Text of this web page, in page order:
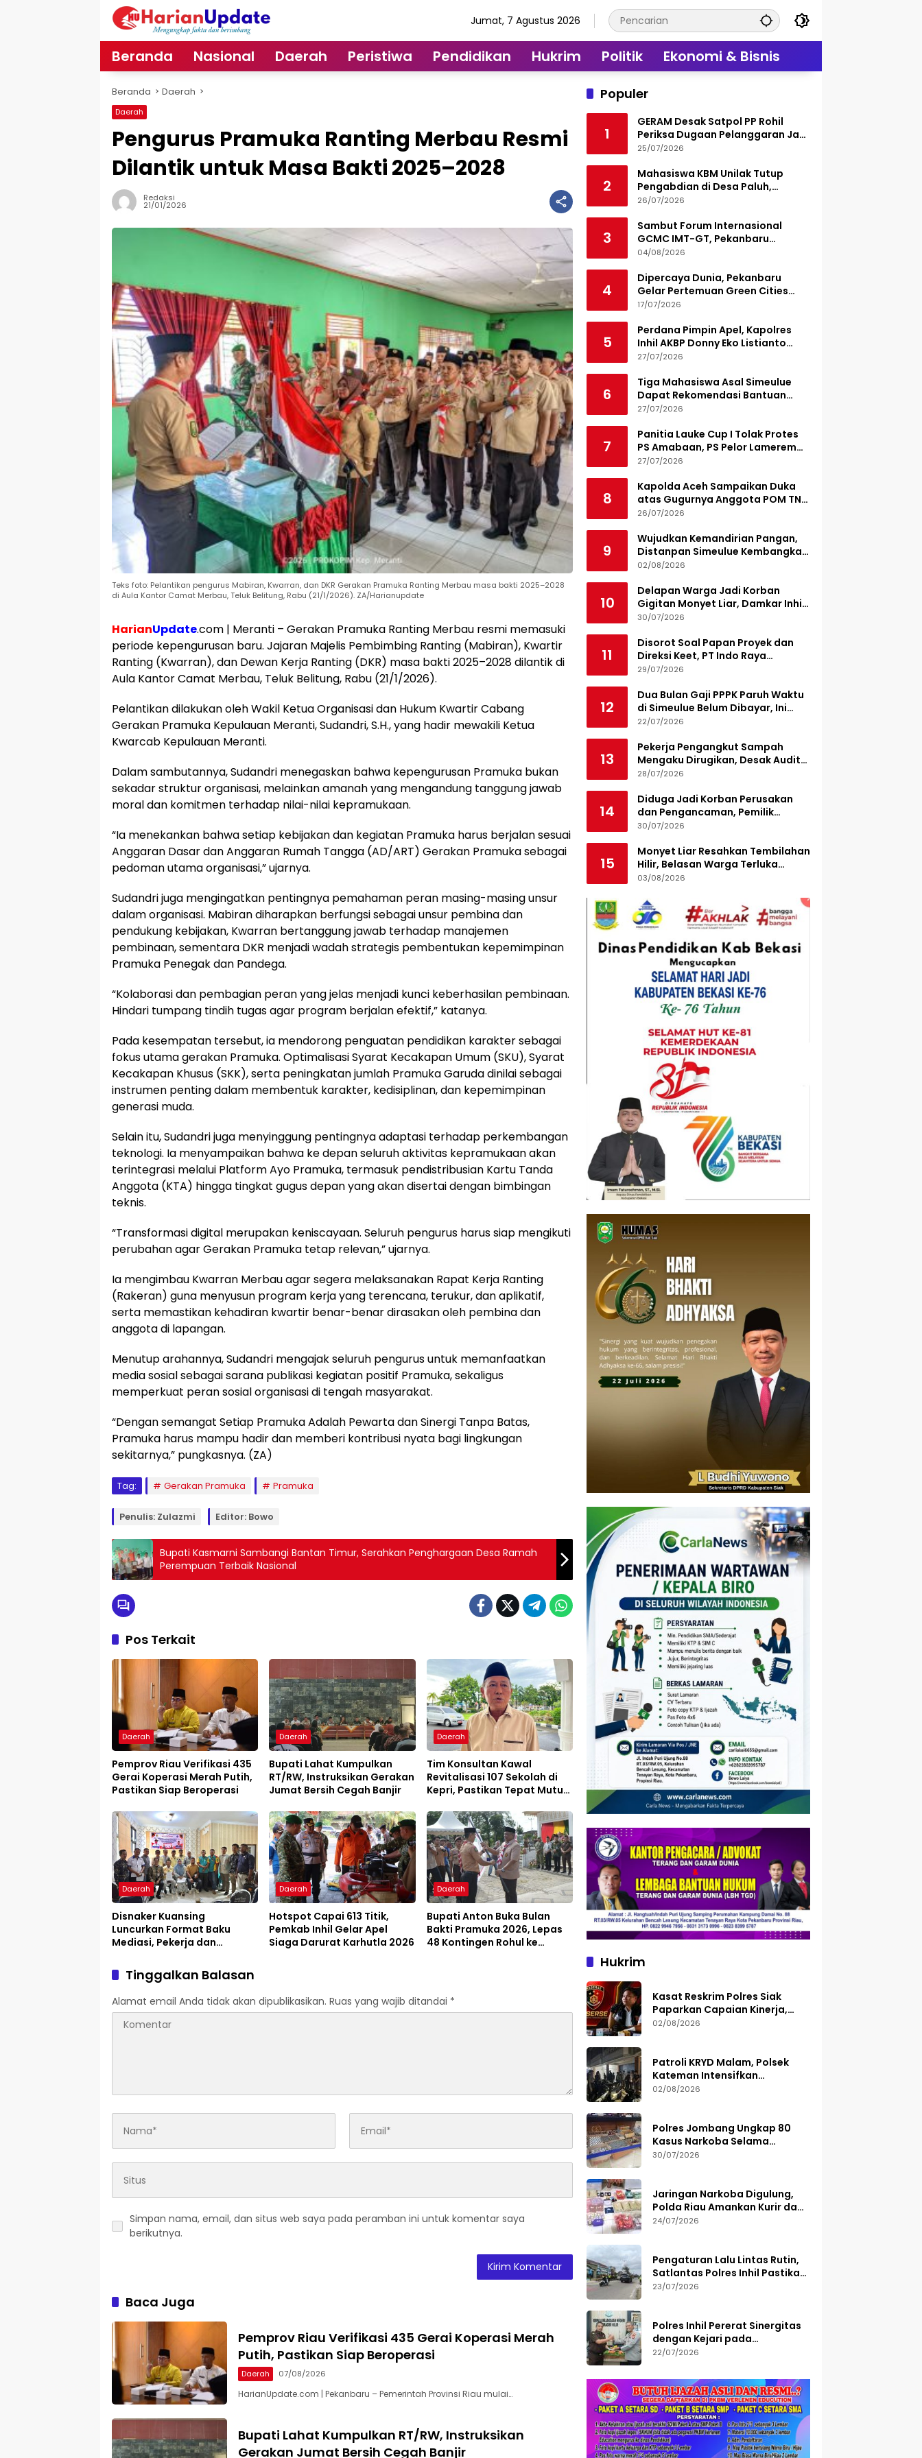
Jumat, 7 Agustus 2026
Beranda Nasional Daerah Peristiwa Pendidikan Hukrim Politik Ekonomi & Bisnis
Beranda Daerah
Daerah
Pengurus Pramuka Ranting Merbau Resmi
Dilantik untuk Masa Bakti 2025–2028
Redaksi
21/01/2026
Teks foto: Pelantikan pengurus Mabiran, Kwarran, dan DKR Gerakan Pramuka Ranting Merbau masa bakti 2025–2028
di Aula Kantor Camat Merbau, Teluk Belitung, Rabu (21/1/2026). ZA/Harianupdate
HarianUpdate.com | Meranti – Gerakan Pramuka Ranting Merbau resmi memasuki
periode kepengurusan baru. Jajaran Majelis Pembimbing Ranting (Mabiran), Kwartir
Ranting (Kwarran), dan Dewan Kerja Ranting (DKR) masa bakti 2025–2028 dilantik di
Aula Kantor Camat Merbau, Teluk Belitung, Rabu (21/1/2026).
Pelantikan dilakukan oleh Wakil Ketua Organisasi dan Hukum Kwartir Cabang
Gerakan Pramuka Kepulauan Meranti, Sudandri, S.H., yang hadir mewakili Ketua
Kwarcab Kepulauan Meranti.
Dalam sambutannya, Sudandri menegaskan bahwa kepengurusan Pramuka bukan
sekadar struktur organisasi, melainkan amanah yang mengandung tanggung jawab
moral dan komitmen terhadap nilai-nilai kepramukaan.
“Ia menekankan bahwa setiap kebijakan dan kegiatan Pramuka harus berjalan sesuai
Anggaran Dasar dan Anggaran Rumah Tangga (AD/ART) Gerakan Pramuka sebagai
pedoman utama organisasi,” ujarnya.
Sudandri juga mengingatkan pentingnya pemahaman peran masing-masing unsur
dalam organisasi. Mabiran diharapkan berfungsi sebagai unsur pembina dan
pendukung kebijakan, Kwarran bertanggung jawab terhadap manajemen
pembinaan, sementara DKR menjadi wadah strategis pembentukan kepemimpinan
Pramuka Penegak dan Pandega.
“Kolaborasi dan pembagian peran yang jelas menjadi kunci keberhasilan pembinaan.
Hindari tumpang tindih tugas agar program berjalan efektif,” katanya.
Pada kesempatan tersebut, ia mendorong penguatan pendidikan karakter sebagai
fokus utama gerakan Pramuka. Optimalisasi Syarat Kecakapan Umum (SKU), Syarat
Kecakapan Khusus (SKK), serta peningkatan jumlah Pramuka Garuda dinilai sebagai
instrumen penting dalam membentuk karakter, kedisiplinan, dan kepemimpinan
generasi muda.
Selain itu, Sudandri juga menyinggung pentingnya adaptasi terhadap perkembangan
teknologi. Ia menyampaikan bahwa ke depan seluruh aktivitas kepramukaan akan
terintegrasi melalui Platform Ayo Pramuka, termasuk pendistribusian Kartu Tanda
Anggota (KTA) hingga tingkat gugus depan yang akan disertai dengan bimbingan
teknis.
“Transformasi digital merupakan keniscayaan. Seluruh pengurus harus siap mengikuti
perubahan agar Gerakan Pramuka tetap relevan,” ujarnya.
Ia mengimbau Kwarran Merbau agar segera melaksanakan Rapat Kerja Ranting
(Rakeran) guna menyusun program kerja yang terencana, terukur, dan aplikatif,
serta memastikan kehadiran kwartir benar-benar dirasakan oleh pembina dan
anggota di lapangan.
Menutup arahannya, Sudandri mengajak seluruh pengurus untuk memanfaatkan
media sosial sebagai sarana publikasi kegiatan positif Pramuka, sekaligus
memperkuat peran sosial organisasi di tengah masyarakat.
“Dengan semangat Setiap Pramuka Adalah Pewarta dan Sinergi Tanpa Batas,
Pramuka harus mampu hadir dan memberi kontribusi nyata bagi lingkungan
sekitarnya,” pungkasnya. (ZA)
Tag: Gerakan Pramuka Pramuka
Penulis: Zulazmi Editor: Bowo
Bupati Kasmarni Sambangi Bantan Timur, Serahkan Penghargaan Desa Ramah
Perempuan Terbaik Nasional
Pos Terkait
Daerah
Pemprov Riau Verifikasi 435
Gerai Koperasi Merah Putih,
Pastikan Siap Beroperasi
Daerah
Bupati Lahat Kumpulkan
RT/RW, Instruksikan Gerakan
Jumat Bersih Cegah Banjir
Daerah
Tim Konsultan Kawal
Revitalisasi 107 Sekolah di
Kepri, Pastikan Tepat Mutu
Daerah
Disnaker Kuansing
Luncurkan Format Baku
Mediasi, Pekerja dan
Layanan
Daerah
Hotspot Capai 613 Titik,
Pemkab Inhil Gelar Apel
Siaga Darurat Karhutla 2026
Daerah
Bupati Anton Buka Bulan
Bakti Pramuka 2026, Lepas
48 Kontingen Rohul ke
Tinggalkan Balasan
Alamat email Anda tidak akan dipublikasikan. Ruas yang wajib ditandai *
Simpan nama, email, dan situs web saya pada peramban ini untuk komentar saya
berikutnya.
Baca Juga
Pemprov Riau Verifikasi 435 Gerai Koperasi Merah
Putih, Pastikan Siap Beroperasi
Daerah 07/08/2026
HarianUpdate.com | Pekanbaru – Pemerintah Provinsi Riau mulai…
Bupati Lahat Kumpulkan RT/RW, Instruksikan
Gerakan Jumat Bersih Cegah Banjir
Populer
1
GERAM Desak Satpol PP Rohil
Periksa Dugaan Pelanggaran Jam
Operasional Hiburan Malam
25/07/2026
2
Mahasiswa KBM Unilak Tutup
Pengabdian di Desa Paluh,
Tinggalkan Jejak Edukasi Hukum
26/07/2026
3
Sambut Forum Internasional
GCMC IMT-GT, Pekanbaru
Matangkan Seluruh Persiapan
04/08/2026
4
Dipercaya Dunia, Pekanbaru
Gelar Pertemuan Green Cities
Mayor Council IMT-GT 2026
17/07/2026
5
Perdana Pimpin Apel, Kapolres
Inhil AKBP Donny Eko Listianto
Tekankan Disiplin
27/07/2026
6
Tiga Mahasiswa Asal Simeulue
Dapat Rekomendasi Bantuan
Pendidikan dari Jamaluddin
27/07/2026
7
Panitia Lauke Cup I Tolak Protes
PS Amabaan, PS Pelor Lamerem
Menang WO 3-0
27/07/2026
8
Kapolda Aceh Sampaikan Duka
atas Gugurnya Anggota POM TNI
Saat Bantu Kejar Bandar Narkoba
26/07/2026
9
Wujudkan Kemandirian Pangan,
Distanpan Simeulue Kembangkan
Demplot Hortikultura
02/08/2026
10
Delapan Warga Jadi Korban
Gigitan Monyet Liar, Damkar Inhil
Turunkan 15 Personel
30/07/2026
11
Disorot Soal Papan Proyek dan
Direksi Keet, PT Indo Raya
Kabenteng Berikan Penjelasan
29/07/2026
12
Dua Bulan Gaji PPPK Paruh Waktu
di Simeulue Belum Dibayar, Ini
Penjelasan Sekda
22/07/2026
13
Pekerja Pengangkut Sampah
Mengaku Dirugikan, Desak Audit
Pengelolaan LPS di Pekanbaru
28/07/2026
14
Diduga Jadi Korban Perusakan
dan Pengancaman, Pemilik
Armada Sampah Siapkan
30/07/2026
15
Monyet Liar Resahkan Tembilahan
Hilir, Belasan Warga Terluka
Digigit
03/08/2026
Hukrim
Kasat Reskrim Polres Siak
Paparkan Capaian Kinerja,
Tegaskan Siap Terima Kritik
02/08/2026
Patroli KRYD Malam, Polsek
Kateman Intensifkan
Pengamanan Balap Liar
02/08/2026
Polres Jombang Ungkap 80
Kasus Narkoba Selama
Semester I 2026, 113 Tersangka
30/07/2026
Jaringan Narkoba Digulung,
Polda Riau Amankan Kurir dan
Sita Barang Bukti Bernilai
24/07/2026
Pengaturan Lalu Lintas Rutin,
Satlantas Polres Inhil Pastikan
Arus Tetap Lancar
23/07/2026
Polres Inhil Pererat Sinergitas
dengan Kejari pada
Peringatan Hari Bakti
22/07/2026